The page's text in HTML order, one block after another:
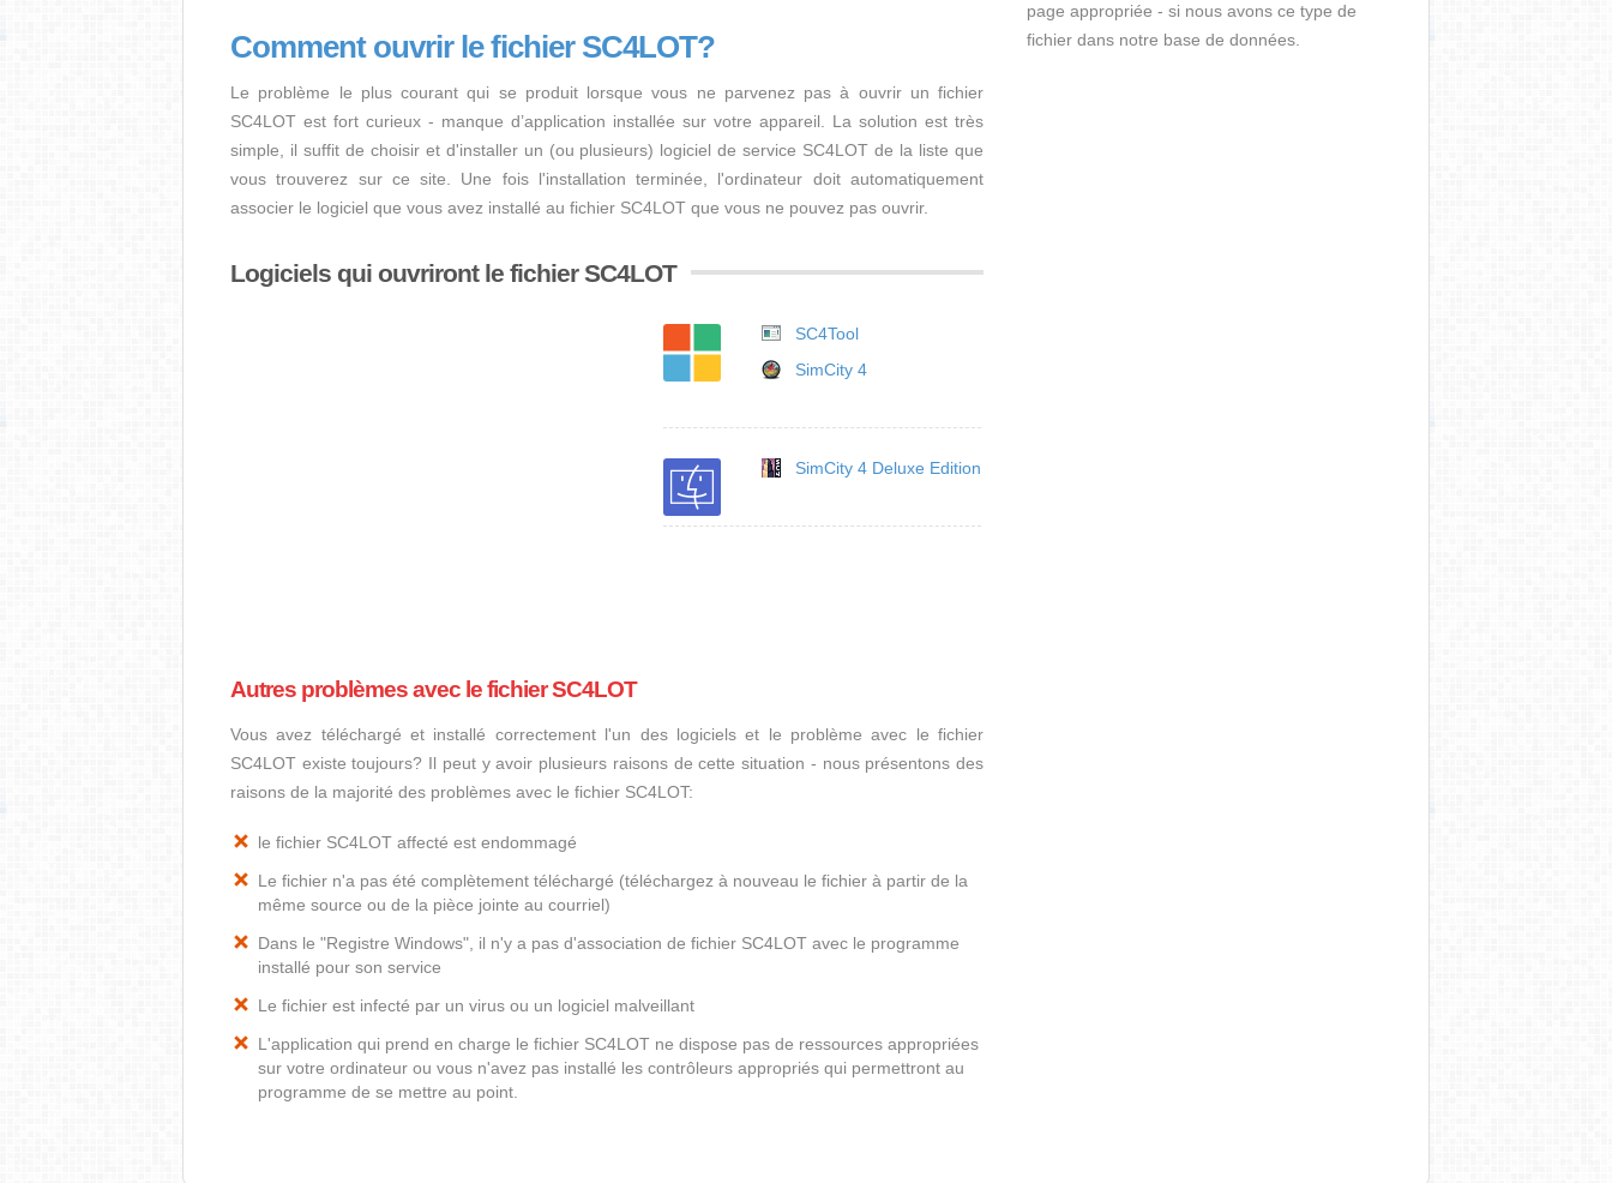
Comment ouvrir le fichier SC4LOT?
Le problème le plus courant qui se produit lorsque vous ne parvenez pas à ouvrir un fichier
SC4LOT est fort curieux - manque d’application installée sur votre appareil. La solution est très
simple, il suffit de choisir et d'installer un (ou plusieurs) logiciel de service SC4LOT de la liste que
vous trouverez sur ce site. Une fois l'installation terminée, l'ordinateur doit automatiquement
associer le logiciel que vous avez installé au fichier SC4LOT que vous ne pouvez pas ouvrir.
Logiciels qui ouvriront le fichier SC4LOT
SC4Tool
SimCity 4
SimCity 4 Deluxe Edition
Autres problèmes avec le fichier SC4LOT
Vous avez téléchargé et installé correctement l'un des logiciels et le problème avec le fichier
SC4LOT existe toujours? Il peut y avoir plusieurs raisons de cette situation - nous présentons des
raisons de la majorité des problèmes avec le fichier SC4LOT:
le fichier SC4LOT affecté est endommagé
Le fichier n'a pas été complètement téléchargé (téléchargez à nouveau le fichier à partir de la
même source ou de la pièce jointe au courriel)
Dans le "Registre Windows", il n'y a pas d'association de fichier SC4LOT avec le programme
installé pour son service
Le fichier est infecté par un virus ou un logiciel malveillant
L'application qui prend en charge le fichier SC4LOT ne dispose pas de ressources appropriées
sur votre ordinateur ou vous n'avez pas installé les contrôleurs appropriés qui permettront au
programme de se mettre au point.
page appropriée - si nous avons ce type de
fichier dans notre base de données.